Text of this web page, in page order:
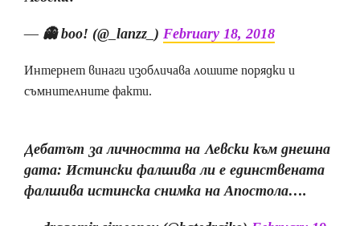
— 👻 boo! (@_lanzz_) February 18, 2018
Интернет винаги изобличава лошите порядки и
съмнителните факти.
Дебатът за личността на Левски към днешна
дата: Истински фалшива ли е единствената
фалшива истинска снимка на Апостола….